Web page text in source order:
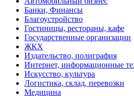
Банки, Финансы
Благоустройство
Гостиницы, рестораны, кафе
Государственные организации
ЖКХ
Издательство, полиграфия
Интернет, информационные
Искусство, культура
Логистика, склад, перевозки
Медицина